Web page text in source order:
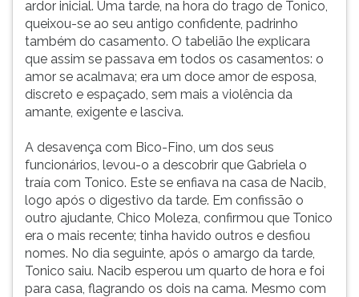
ardor inicial. Uma tarde, na hora do trago de Tonico,
queixou-se ao seu antigo confidente, padrinho
também do casamento. O tabelião lhe explicara
que assim se passava em todos os casamentos: o
amor se acalmava; era um doce amor de esposa,
discreto e espaçado, sem mais a violência da
amante, exigente e lasciva.
A desavença com Bico-Fino, um dos seus
funcionários, levou-o a descobrir que Gabriela o
traía com Tonico. Este se enfiava na casa de Nacib,
logo após o digestivo da tarde. Em confissão o
outro ajudante, Chico Moleza, confirmou que Tonico
era o mais recente; tinha havido outros e desfiou
nomes. No dia seguinte, após o amargo da tarde,
Tonico saiu. Nacib esperou um quarto de hora e foi
para casa, flagrando os dois na cama. Mesmo com